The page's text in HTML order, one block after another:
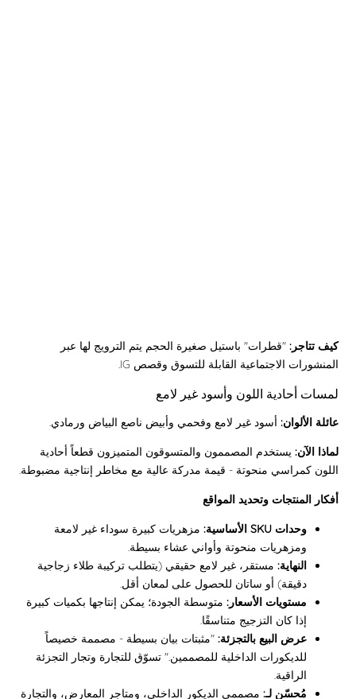
كيف تتاجر: "قطرات" باستيل صغيرة الحجم يتم الترويج لها عبر
المنشورات الاجتماعية القابلة للتسوق وقصص IG.
لمسات أحادية اللون وأسود غير لامع
عائلة الألوان: أسود غير لامع وفحمي وأبيض ناصع البياض ورمادي.
لماذا الآن: يستخدم المصممون والمتسوقون المتميزون قطعاً أحادية
اللون كمراسي منحوتة - قيمة مدركة عالية مع مخاطر إنتاجية مضبوطة.
أفكار المنتجات وتحديد المواقع
وحدات SKU الأساسية:
مزهريات كبيرة سوداء غير لامعة
ومزهريات منحوتة وأواني عشاء بسيطة.
النهاية: مستقر، غير لامع حقيقي (يتطلب تركيبة طلاء زجاجية
دقيقة) أو ساتان للحصول على لمعان أقل.
مستويات الأسعار: متوسطة الجودة؛ يمكن إنتاجها بكميات كبيرة
إذا كان التزجيج متناسقًا.
عرض البيع بالتجزئة: "مثبتات بيان بسيطة - مصممة خصيصاً
للديكورات الداخلية للمصممين." تسوّق للتجارة وتجار التجزئة
الراقية.
مُحسّن لـ: مصممي الديكور الداخلي، ومتاجر المعارض، والتجارة